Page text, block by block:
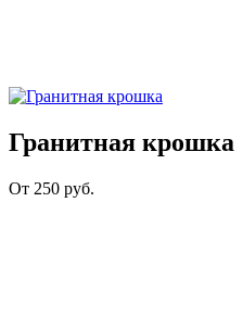
Гранитная крошка
От 250 руб.